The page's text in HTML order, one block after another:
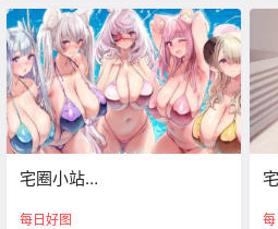
宅圈小站
每日好图 每